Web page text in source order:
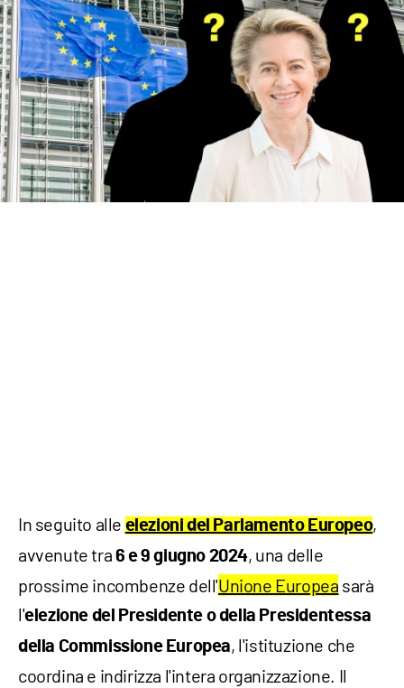
In seguito alle elezioni del Parlamento Europeo,
avvenute tra 6 e 9 giugno 2024, una delle
prossime incombenze dell'Unione Europea sarà
l'elezione del Presidente o della Presidentessa
della Commissione Europea, l'istituzione che
coordina e indirizza l'intera organizzazione. Il